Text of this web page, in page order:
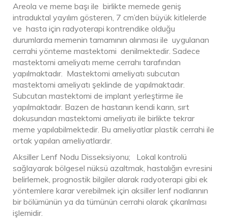
Areola ve meme başı ile birlikte memede geniş
intraduktal yayılım gösteren, 7 cm’den büyük kitlelerde
ve hasta için radyoterapi kontrendike olduğu
durumlarda memenin tamamının alınması ile uygulanan
cerrahi yönteme mastektomi denilmektedir. Sadece
mastektomi ameliyatı meme cerrahı tarafından
yapılmaktadır. Mastektomi ameliyatı subcutan
mastektomi ameliyatı şeklinde de yapılmaktadır.
Subcutan mastektomi de implant yerleştirme ile
yapılmaktadır. Bazen de hastanın kendi karın, sırt
dokusundan mastektomi ameliyatı ile birlikte tekrar
meme yapılabilmektedir. Bu ameliyatlar plastik cerrahi ile
ortak yapılan ameliyatlardır.
Aksiller Lenf Nodu Disseksiyonu; Lokal kontrolü
sağlayarak bölgesel nüksü azaltmak, hastalığın evresini
belirlemek, prognostik bilgiler alarak radyoterapi gibi ek
yöntemlere karar verebilmek için aksiller lenf nodlarının
bir bölümünün ya da tümünün cerrahi olarak çıkarılması
işlemidir.